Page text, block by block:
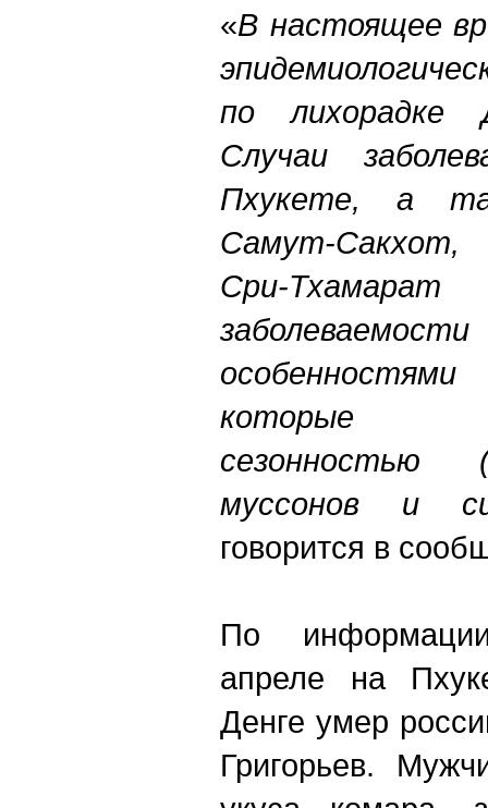
«В настоящее
по лихорадке
Случаи
Пхукете, а
Самут-Сакхот,
Сри-
которые
сезонностью
муссонов и
говорится в
По
апреле на
Денге умер
Григорьев.